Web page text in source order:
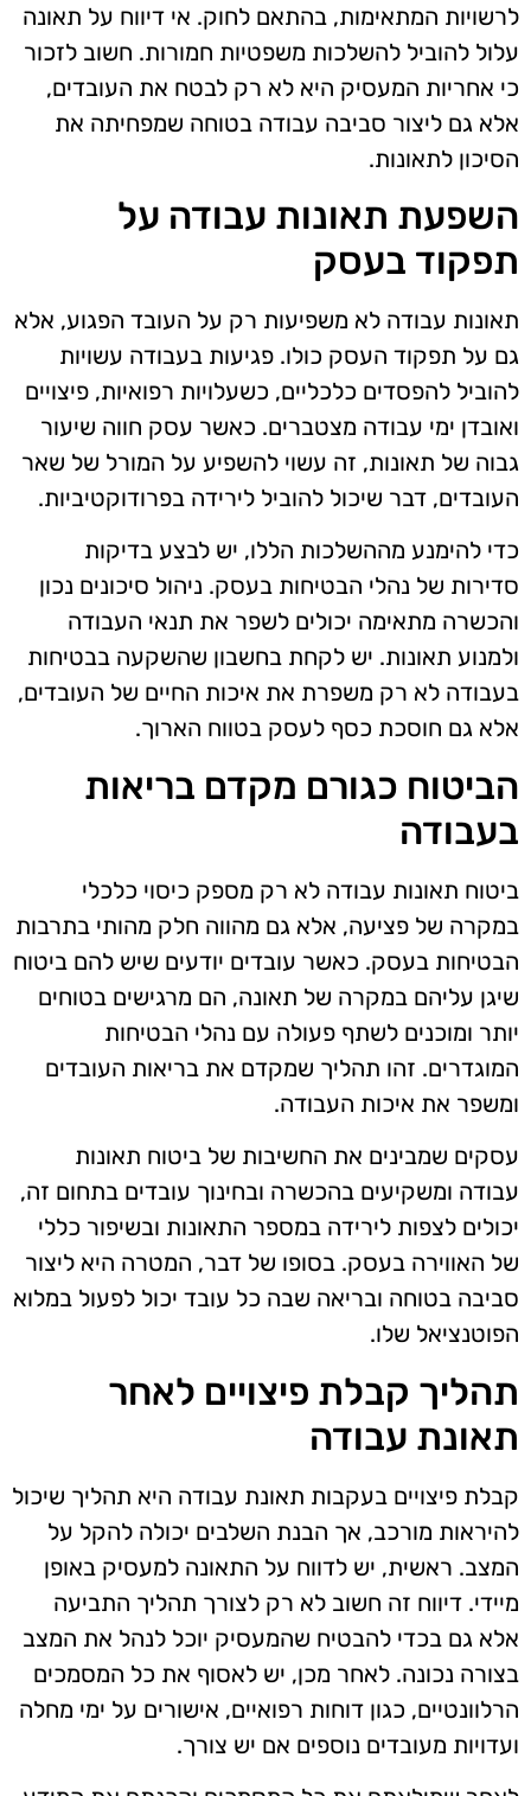
לרשויות המתאימות, בהתאם לחוק. אי דיווח על תאונה
עלול להוביל להשלכות משפטיות חמורות. חשוב לזכור
כי אחריות המעסיק היא לא רק לבטח את העובדים,
אלא גם ליצור סביבה עבודה בטוחה שמפחיתה את
הסיכון לתאונות.
השפעת תאונות עבודה על
תפקוד בעסק
תאונות עבודה לא משפיעות רק על העובד הפגוע, אלא
גם על תפקוד העסק כולו. פגיעות בעבודה עשויות
להוביל להפסדים כלכליים, כשעלויות רפואיות, פיצויים
ואובדן ימי עבודה מצטברים. כאשר עסק חווה שיעור
גבוה של תאונות, זה עשוי להשפיע על המורל של שאר
העובדים, דבר שיכול להוביל לירידה בפרודוקטיביות.
כדי להימנע מההשלכות הללו, יש לבצע בדיקות
סדירות של נהלי הבטיחות בעסק. ניהול סיכונים נכון
והכשרה מתאימה יכולים לשפר את תנאי העבודה
ולמנוע תאונות. יש לקחת בחשבון שהשקעה בבטיחות
בעבודה לא רק משפרת את איכות החיים של העובדים,
אלא גם חוסכת כסף לעסק בטווח הארוך.
הביטוח כגורם מקדם בריאות
בעבודה
ביטוח תאונות עבודה לא רק מספק כיסוי כלכלי
במקרה של פציעה, אלא גם מהווה חלק מהותי בתרבות
הבטיחות בעסק. כאשר עובדים יודעים שיש להם ביטוח
שיגן עליהם במקרה של תאונה, הם מרגישים בטוחים
יותר ומוכנים לשתף פעולה עם נהלי הבטיחות
המוגדרים. זהו תהליך שמקדם את בריאות העובדים
ומשפר את איכות העבודה.
עסקים שמבינים את החשיבות של ביטוח תאונות
עבודה ומשקיעים בהכשרה ובחינוך עובדים בתחום זה,
יכולים לצפות לירידה במספר התאונות ובשיפור כללי
של האווירה בעסק. בסופו של דבר, המטרה היא ליצור
סביבה בטוחה ובריאה שבה כל עובד יכול לפעול במלוא
הפוטנציאל שלו.
תהליך קבלת פיצויים לאחר
תאונת עבודה
קבלת פיצויים בעקבות תאונת עבודה היא תהליך שיכול
להיראות מורכב, אך הבנת השלבים יכולה להקל על
המצב. ראשית, יש לדווח על התאונה למעסיק באופן
מיידי. דיווח זה חשוב לא רק לצורך תהליך התביעה
אלא גם בכדי להבטיח שהמעסיק יוכל לנהל את המצב
בצורה נכונה. לאחר מכן, יש לאסוף את כל המסמכים
הרלוונטיים, כגון דוחות רפואיים, אישורים על ימי מחלה
ועדויות מעובדים נוספים אם יש צורך.